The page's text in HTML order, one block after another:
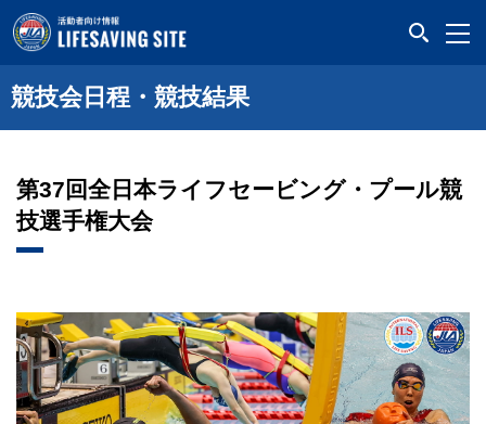
競技会日程・競技結果
第37回全日本ライフセービング・プール競
技選手権大会